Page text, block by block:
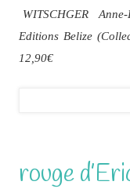
WITSCHGER
Editions Belize
12,90€
rouge